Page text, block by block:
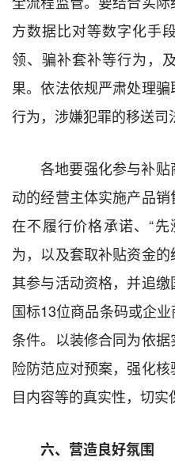
方数据比对等数字化手
领、骗补套补等行为，
果。依法依规严肃处理
行为，涉嫌犯罪的移送司
各地要强化参与补
动的经营主体实施产品
在不履行价格承诺、“
为，以及套取补贴资金
其参与活动资格，并追
国标13位商品条码或企
条件。以装修合同为依
险防范应对预案，强化
目内容等的真实性，切实
六、营造良好氛围